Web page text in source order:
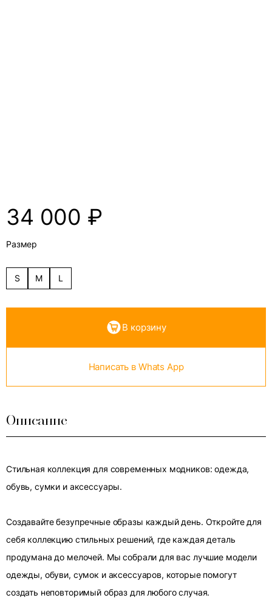
34 000 ₽
Размер
S M L
В корзину
Написать в Whats App
Описание
Стильная коллекция для современных модников: одежда,
обувь, сумки и аксессуары.
Создавайте безупречные образы каждый день. Откройте для
себя коллекцию стильных решений, где каждая деталь
продумана до мелочей. Мы собрали для вас лучшие модели
одежды, обуви, сумок и аксессуаров, которые помогут
создать неповторимый образ для любого случая.